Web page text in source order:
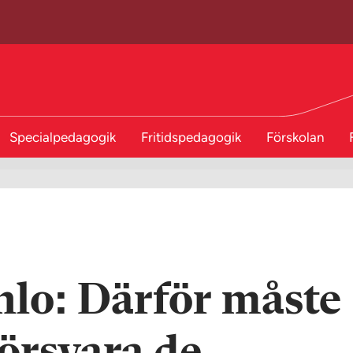
Specialpedagogik Fritidspedagogik Förskolan
Därför måste